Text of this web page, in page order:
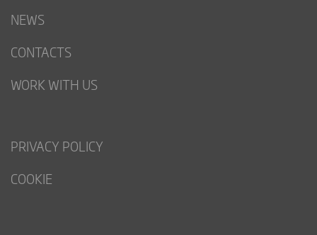
NEWS
CONTACTS
WORK WITH US
PRIVACY POLICY
COOKIE